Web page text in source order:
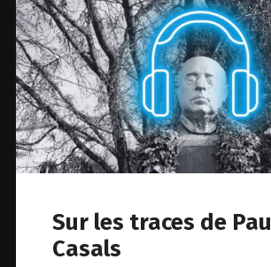
Sur les traces de Pau
Casals